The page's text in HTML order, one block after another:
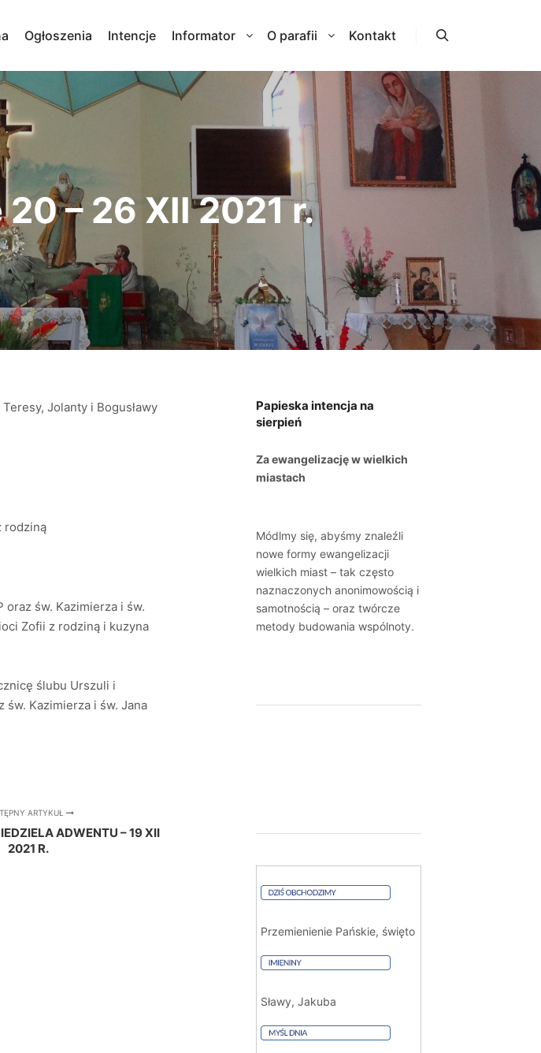
Ogłoszenia Intencje Informator O parafii Kontakt
– 26 XII 2021 r.
Jolanty i Bogusławy
rodziną
oraz św. Kazimierza i św.
Zofii z rodziną i kuzyna
ślubu Urszuli i
św. Kazimierza i św. Jana
ARTYKUŁ
ADWENTU – 19 XII
2021 R.
Papieska intencja na
sierpień
Za ewangelizację w wielkich
miastach
Módlmy się, abyśmy znaleźli
nowe formy ewangelizacji
wielkich miast – tak często
naznaczonych anonimowością i
samotnością – oraz twórcze
metody budowania wspólnoty.
Przemienienie Pańskie, święto
Sławy, Jakuba